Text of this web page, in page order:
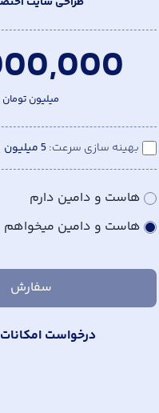
میلیون تومان
بهینه سازی سرعت 5 میلیون
هاست و دامین دارم
هاست و دامین میخواهم
سفارش
درخواست